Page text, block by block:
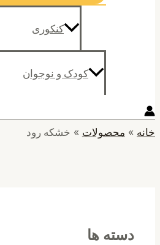
کنکوری
کودک و نوجوان
خانه محصولات خشکه رود
دسته ها